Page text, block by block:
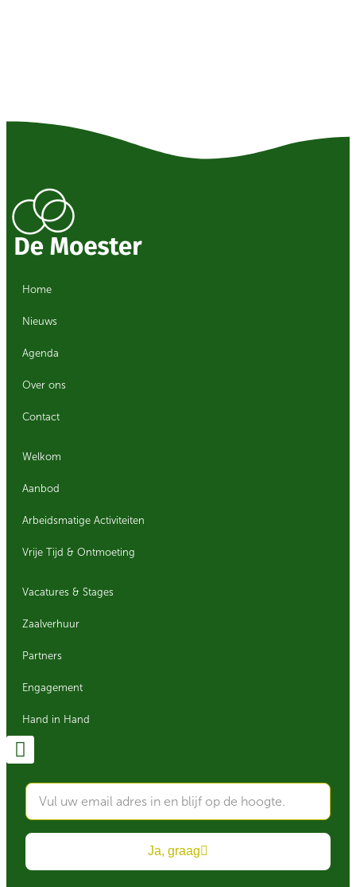
Home
Nieuws
Agenda
Over ons
Contact
Welkom
Aanbod
Arbeidsmatige Activiteiten
Vrije Tijd & Ontmoeting
Vacatures & Stages
Zaalverhuur
Partners
Engagement
Hand in Hand
Ja, graag